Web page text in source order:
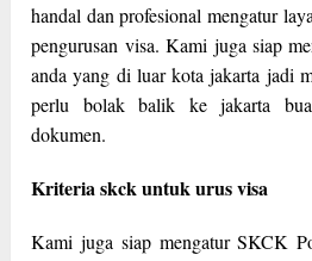
handal dan profesional mengatur
pengurusan visa. Kami juga siap
anda yang di luar kota jakarta jadi
perlu bolak balik ke jakarta
dokumen.
Kriteria skck untuk urus visa
Kami juga siap mengatur SKCK